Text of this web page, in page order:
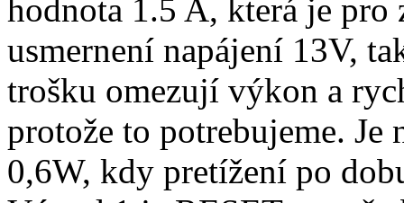
hodnota 1.5 A, která je
usmernení napájení 13V,
trošku omezují výkon a
protože to potrebujeme. Je
0,6W, kdy pretížení po